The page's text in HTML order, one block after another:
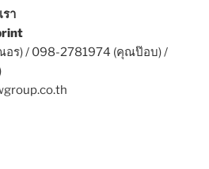
า
อร) / 098-2781974 (คุณป๊อบ) /